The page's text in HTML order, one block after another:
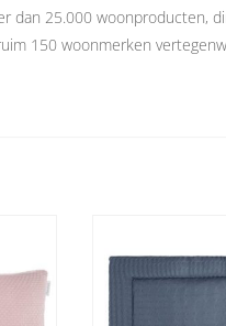
dan 25.000 woonproducten,
150 woonmerken